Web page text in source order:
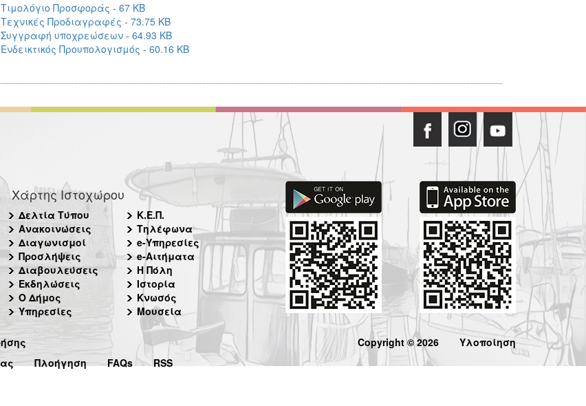
Τιμολόγιο Προσφοράς - 67 KB
Τεχνικές Προδιαγραφές - 73.75 KB
Συγγραφή υποχρεώσεων - 64.93 KB
Ενδεικτικός Προυπολογισμός - 60.16 KB
Χάρτης Ιστοχώρου
Δελτία Τύπου
Ανακοινώσεις
Διαγωνισμοί
Προσλήψεις
Διαβουλεύσεις
Εκδηλώσεις
Ο Δήμος
Υπηρεσίες
Κ.Ε.Π.
Τηλέφωνα
e-Υπηρεσίες
e-Αιτήματα
Η Πόλη
Ιστορία
Κνωσός
Μουσεία
Πλοήγηση FAQs RSS
Copyright © 2026 Υλοποίηση